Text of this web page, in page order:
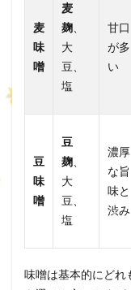
麦
味
噌
麦
麹
大
豆、
塩
甘口
が多
い
豆
味
噌
豆
麹
大
豆、
塩
濃厚
な旨
味と
渋み
味噌は基本的にどれ